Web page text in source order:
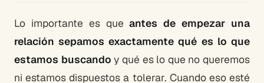
Lo importante es queantes de empezar una
relación sepamos exactamente qué es lo que
estamos buscando y qué es lo que no queremos
ni estamos dispuestos a tolerar. Cuando eso esté